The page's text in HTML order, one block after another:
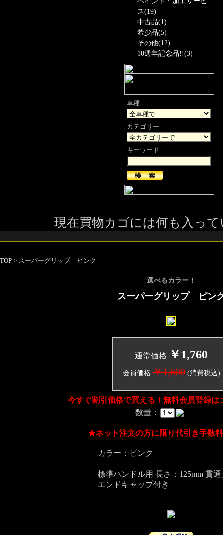
ス(19)
中古品(1)
希少品(5)
その他(12)
10週年記念品!!(3)
車種
カテゴリー
キーワード
現在買物カゴには何も入っ
TOP > スーパーグリップ ピンク
選べるカラー！
スーパーグリップ ピン
通常価格 ￥1,760
会員価格￥1,600(消費税込)
今すぐ割引価格で買える！無料会員登録は
数量：
★ネット注文の方に限り代引き手数
カラー：ピンク
標準ハンドル用 長さ：125mm 貫
エンドキャップ付き